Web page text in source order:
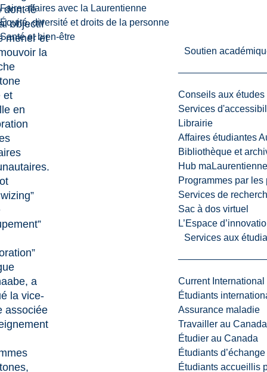
Faire affaires avec la Laurentienne
Équité, diversité et droits de la personne
Santé et bien-être
Soutien
Conseils aux études
Services
Librairie
Affaires étudiantes
Bibliothèque et
Hub maLaurentienne
Programmes par les
Services de
Sac à dos virtuel
L’Espace
Services aux
Current International
Étudiants
Assurance maladie
Travailler au Canada
Étudier au Canada
Étudiants
Étudiants accueillis
dont le
objectif
mener et
la
et
en
a
la vice-
associée